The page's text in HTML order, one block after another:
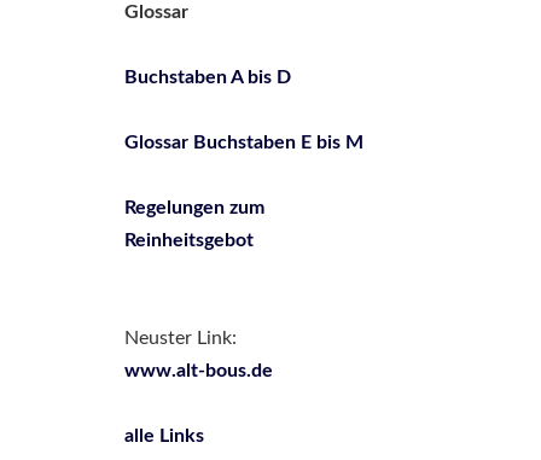
Glossar
Buchstaben A bis D
Glossar Buchstaben E bis M
Regelungen zum
Reinheitsgebot
Neuster Link:
www.alt-bous.de
alle Links